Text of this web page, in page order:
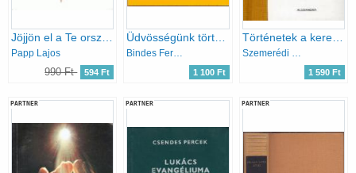
Papp Lajos
990 Ft 594 Ft 1 100 Ft
Történetek a keresztény léleknek
1 590 Ft
PARTNER PARTNER PARTNER